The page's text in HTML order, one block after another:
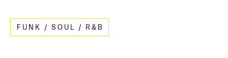
clavier, il traverse ensuite l’Atlantique pour étudier au
Liverpool Institute of Performing Arts, fondé par Paul
FUNK / SOUL / R&B